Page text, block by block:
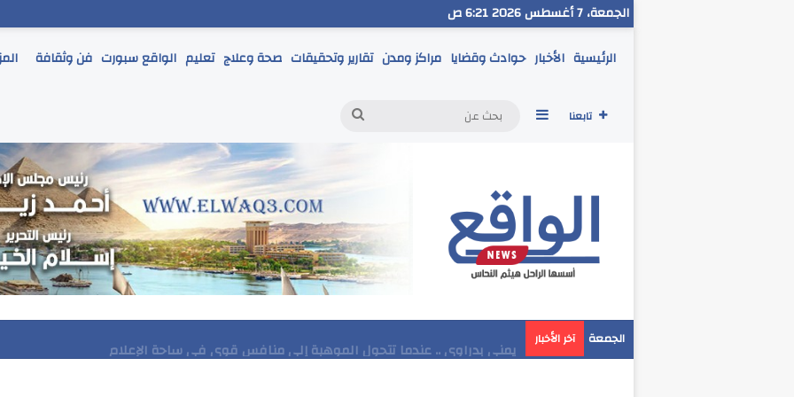
الجمعة، 7 أغسطس 2026 6:21 ص
الرئيسية الأخبار حوادث وقضايا مراكز ومدن تقارير وتحقيقات صحة وعلاج تعليم الواقع سبورت فن وثقافة
تابعنا إضافة عمود جانبي
بحث
الجمعة آخر الأخبار